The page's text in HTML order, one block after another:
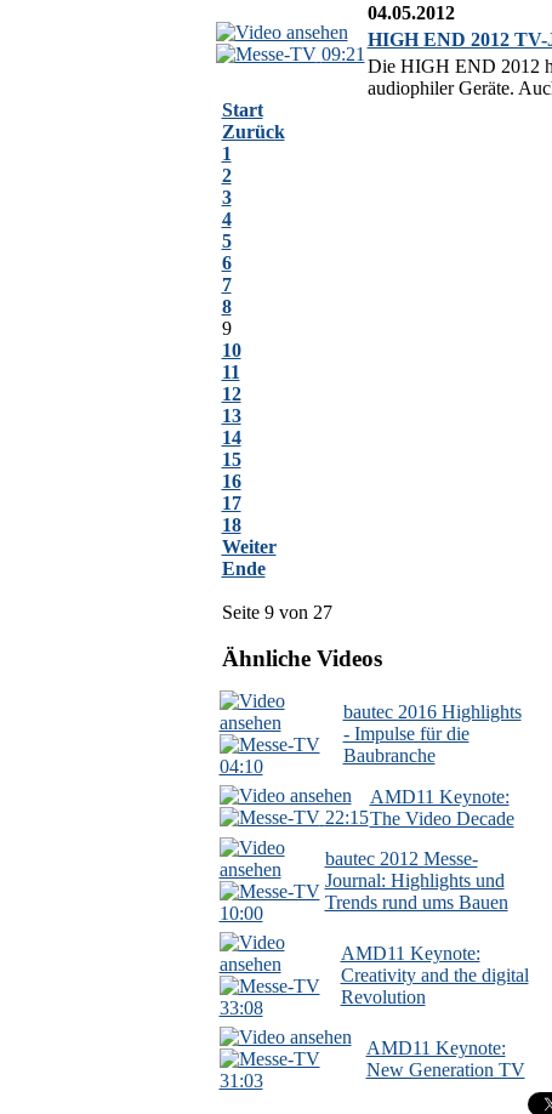
09:21
04.05.2012
HIGH END 2012 TV-
Die HIGH END 2012
audiophiler Geräte.
Start
Zurück
1
2
3
4
5
6
7
8
9
10
11
12
13
14
15
16
17
18
Weiter
Ende
Seite 9 von 27
Ähnliche Videos
04:10
bautec 2016 Highlights
- Impulse für die
Baubranche
22:15
AMD11 Keynote:
The Video Decade
10:00
bautec 2012 Messe-
Journal: Highlights und
Trends rund ums Bauen
33:08
AMD11 Keynote:
Creativity and the digital
Revolution
31:03
AMD11 Keynote:
New Generation TV